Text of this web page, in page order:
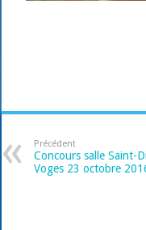
Précédent
Concours salle Saint-
Voges 23 octobre